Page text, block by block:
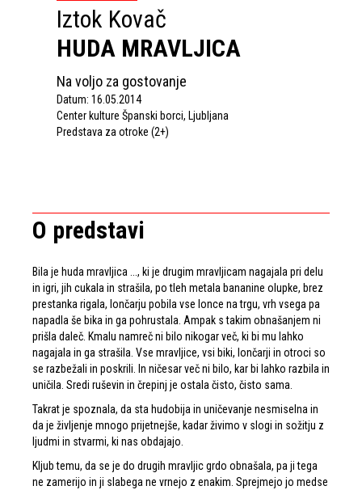
Iztok Kovač
HUDA MRAVLJICA
Na voljo za gostovanje
Datum: 16.05.2014
Center kulture Španski borci, Ljubljana
Predstava za otroke (2+)
O predstavi
Bila je huda mravljica ..., ki je drugim mravljicam nagajala pri delu
in igri, jih cukala in strašila, po tleh metala bananine olupke, brez
prestanka rigala, lončarju pobila vse lonce na trgu, vrh vsega pa
napadla še bika in ga pohrustala. Ampak s takim obnašanjem ni
prišla daleč. Kmalu namreč ni bilo nikogar več, ki bi mu lahko
nagajala in ga strašila. Vse mravljice, vsi biki, lončarji in otroci so
se razbežali in poskrili. In ničesar več ni bilo, kar bi lahko razbila in
uničila. Sredi ruševin in črepinj je ostala čisto, čisto sama.
Takrat je spoznala, da sta hudobija in uničevanje nesmiselna in
da je življenje mnogo prijetnejše, kadar živimo v slogi in sožitju z
ljudmi in stvarmi, ki nas obdajajo.
Kljub temu, da se je do drugih mravljic grdo obnašala, pa ji tega
ne zamerijo in ji slabega ne vrnejo z enakim. Sprejmejo jo medse